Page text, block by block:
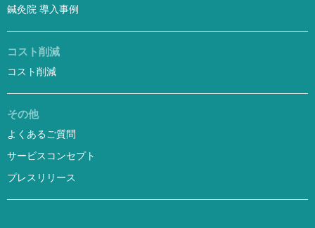
鍼灸院 導入事例
コスト削減
コスト削減
その他
よくあるご質問
サービスコンセプト
プレスリリース